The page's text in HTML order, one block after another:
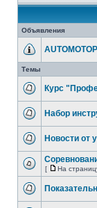
Объявления
Темы
Курс
Набор
Новости от
[ На